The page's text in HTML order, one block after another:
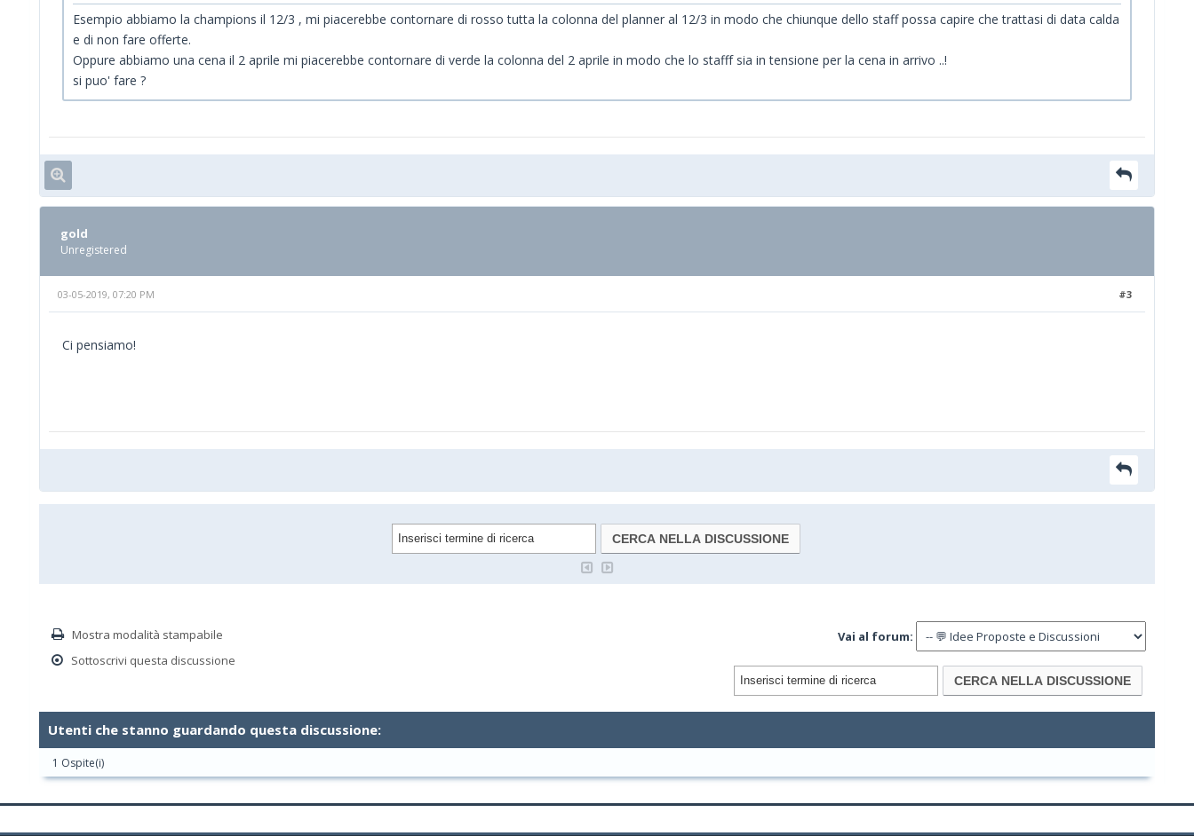
Esempio abbiamo la champions il 12/3 , mi piacerebbe contornare di rosso tutta la colonna del planner al 12/3 in modo che chiunque dello staff possa capire che trattasi di data calda
e di non fare offerte.
Oppure abbiamo una cena il 2 aprile mi piacerebbe contornare di verde la colonna del 2 aprile in modo che lo stafff sia in tensione per la cena in arrivo ..!
si puo' fare ?
gold
Unregistered
#3
03-05-2019, 07:20 PM
Ci pensiamo!
Mostra modalità stampabile
Sottoscrivi questa discussione
Vai al forum:
Utenti che stanno guardando questa discussione:
1 Ospite(i)